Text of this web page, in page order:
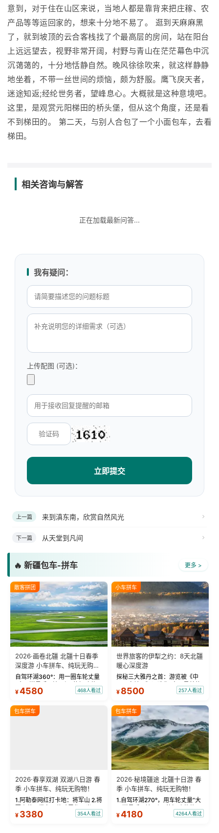
意到，对于住在山区来说，当地人都是靠背来把庄稼、农
产品等等运回家的，想来十分地不易了。 逛到天麻麻黑
了，就到坡顶的云合客栈找了个最高层的房间，站在阳台
上远远望去，视野非常开阔，村野与青山在茫茫幕色中沉
沉蔼蔼的，十分地恬静自然。晚风徐徐吹来，就这样静静
地坐着，不带一丝世间的烦恼，颇为舒服。鹰飞戾天者，
迷途知返;经纶世务者，望峰息心。大概就是这种意境吧。
这里，是观赏元阳梯田的桥头堡，但从这个角度，还是看
不到梯田的。 第二天，与别人合包了一个小面包车，去看
梯田。
相关咨询与解答
正在加载最新问答...
我有疑问：
上传配图 (可选)：
立即提交
上一篇 来到滇东南，欣赏自然风光
下一篇 从天堂到凡间
🔥 新疆包车-拼车 更多 >
散客拼团
2026·画卷北疆 北疆十日春季
深度游 小车拼车、纯玩无购
物！
自驾环湖360°：用一圈车轮丈量
“大西洋最后一滴眼泪”的极致蔚
蓝。 赛湖旅拍：甄选多款风格服
绝美瞬间。 赛湖坦克300跟车视
频：专业摄影师...
¥4580 468人看过
小车拼车
世界旅客的伊犁之约：8天北疆
暖心深度游
探秘三大雅丹之首：游览被《中
国国家地理》评选为“中国最美的
三大雅丹”第一名的克拉玛依魔鬼
瓦人最大村落——禾木村，欣赏
晨雾与小木...
¥ 8500 257人看过
包车拼车
2026·春享双湖 双湖八日游 春
季 小车拼车、纯玩无购物！
1.阿勒泰网红打卡地：将军山 2.将
军山落日缆车，体验雪都风光 3.
将军山，夕阳派对，蹦迪party 4.
¥ 3380 354人看过
包车拼车
2026·秘境疆途 北疆十日游 春
季 小车拼车、纯玩无购物！
1.自驾环湖270°，用车轮丈量“大
西洋最后一滴眼泪”的极致蔚蓝，
让雪山、花海与深邃湖水在转弯
¥4180 4264人看过